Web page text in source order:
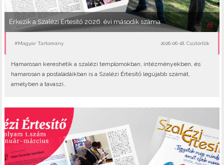
Érkezik a Szalézi Értesítő 2026. évi második száma
#Magyar Tartomány 2026-06-18, Csütörtök
Hamarosan kereshetik a szalézi templomokban, intézményekben, és
hamarosan a postaládáikban is a Szalézi Értesítő legújabb számát,
amelyben a tavaszi..